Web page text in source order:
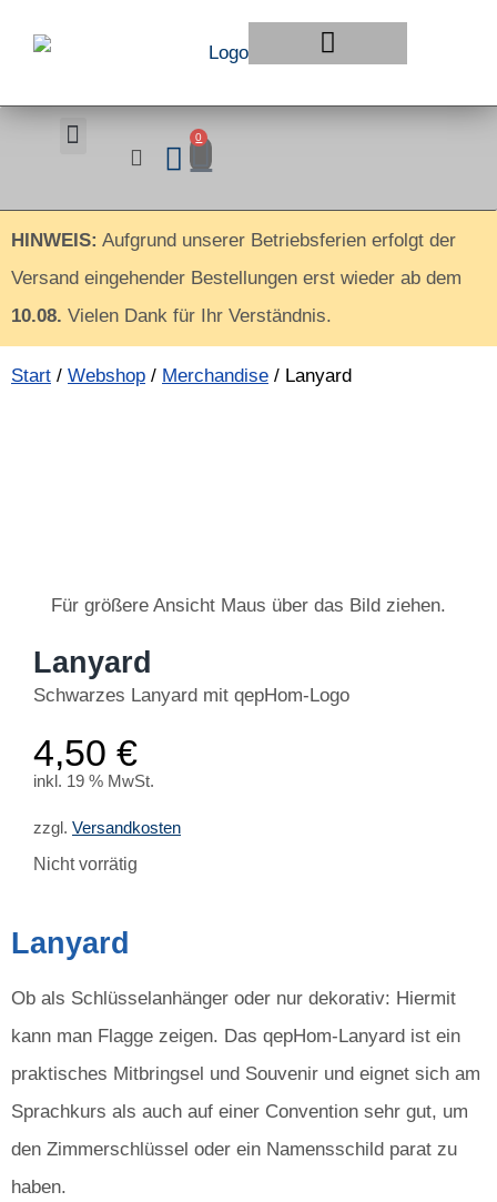
0
HINWEIS: Aufgrund unserer Betriebsferien erfolgt der
Versand eingehender Bestellungen erst wieder ab dem
10.08. Vielen Dank für Ihr Verständnis.
Start / Webshop / Merchandise / Lanyard
Für größere Ansicht Maus über das Bild ziehen.
Lanyard
Schwarzes Lanyard mit qepHom-Logo
4,50 €
inkl. 19 % MwSt.
zzgl. Versandkosten
Nicht vorrätig
Lanyard
Ob als Schlüsselanhänger oder nur dekorativ: Hiermit
kann man Flagge zeigen. Das qepHom-Lanyard ist ein
praktisches Mitbringsel und Souvenir und eignet sich am
Sprachkurs als auch auf einer Convention sehr gut, um
den Zimmerschlüssel oder ein Namensschild parat zu
haben.